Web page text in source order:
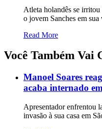
Atleta holandês se
o jovem Sanches em sua
Read More
Você Também Vai
Manoel Soares
acaba internado
Apresentador enfrentou
invasão à sua casa em